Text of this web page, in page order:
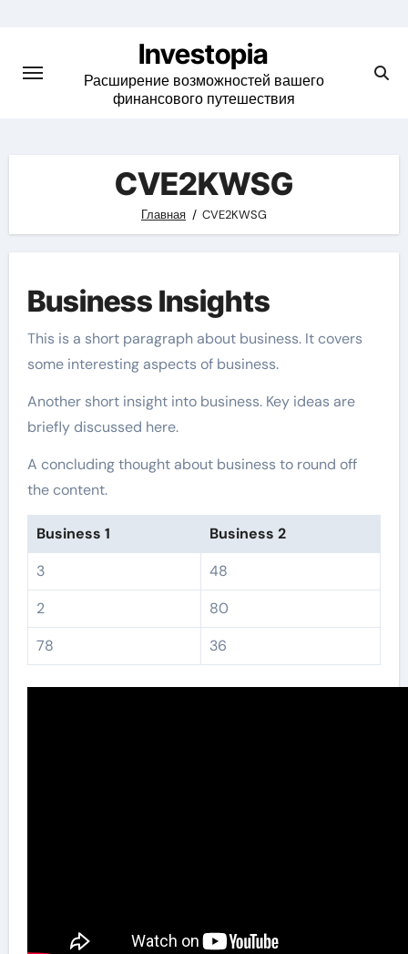
content
Investopia
Расширение возможностей вашего
финансового путешествия
CVE2KWSG
Главная CVE2KWSG
Business Insights
This is a short paragraph about business. It covers
some interesting aspects of business.
Another short insight into business. Key ideas are
briefly discussed here.
A concluding thought about business to round off
the content.
Business 1
Business 2
3
48
2
80
78
36